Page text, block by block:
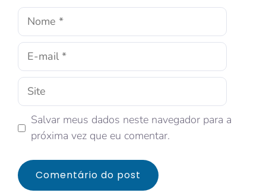
Salvar meus dados neste navegador para a
próxima vez que eu comentar.